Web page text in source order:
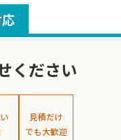
ください
見積だけ
でも大歓迎